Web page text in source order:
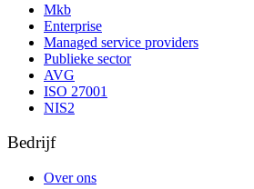
Mkb
Enterprise
Managed service providers
Publieke sector
AVG
ISO 27001
NIS2
Bedrijf
Over ons